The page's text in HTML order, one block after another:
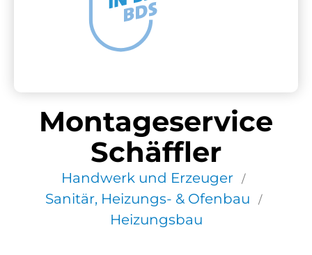
Montageservice
Schäffler
Handwerk und Erzeuger /
Sanitär, Heizungs- & Ofenbau /
Heizungsbau